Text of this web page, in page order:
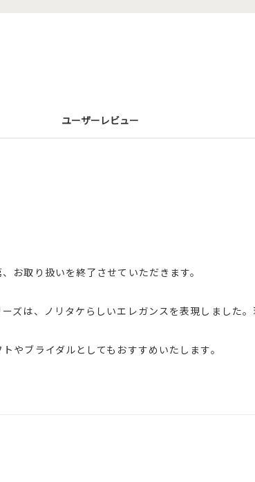
ユーザーレビュー
お取り扱いを終了させていただきます。
ズは、ノリタケらしいエレガンスを表現しました
やブライダルとしてもおすすめいたします。